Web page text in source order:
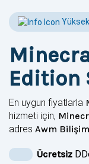
Yüksek
Edition
En uygun fiyatlarla
hizmeti için,
adres Awm Bilişim
Ücretsiz